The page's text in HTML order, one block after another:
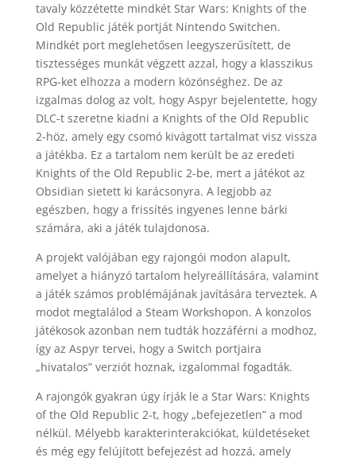
tavaly közzétette mindkét Star Wars: Knights of the
Old Republic játék portját Nintendo Switchen.
Mindkét port meglehetősen leegyszerűsített, de
tisztességes munkát végzett azzal, hogy a klasszikus
RPG-ket elhozza a modern közönséghez. De az
izgalmas dolog az volt, hogy Aspyr bejelentette, hogy
DLC-t szeretne kiadni a Knights of the Old Republic
2-höz, amely egy csomó kivágott tartalmat visz vissza
a játékba. Ez a tartalom nem került be az eredeti
Knights of the Old Republic 2-be, mert a játékot az
Obsidian sietett ki karácsonyra. A legjobb az
egészben, hogy a frissítés ingyenes lenne bárki
számára, aki a játék tulajdonosa.
A projekt valójában egy rajongói modon alapult,
amelyet a hiányzó tartalom helyreállítására, valamint
a játék számos problémájának javítására terveztek. A
modot megtalálod a Steam Workshopon. A konzolos
játékosok azonban nem tudták hozzáférni a modhoz,
így az Aspyr tervei, hogy a Switch portjaira
„hivatalos” verziót hoznak, izgalommal fogadták.
A rajongók gyakran úgy írják le a Star Wars: Knights
of the Old Republic 2-t, hogy „befejezetlen” a mod
nélkül. Mélyebb karakterinterakciókat, küldetéseket
és még egy felújított befejezést ad hozzá, amely